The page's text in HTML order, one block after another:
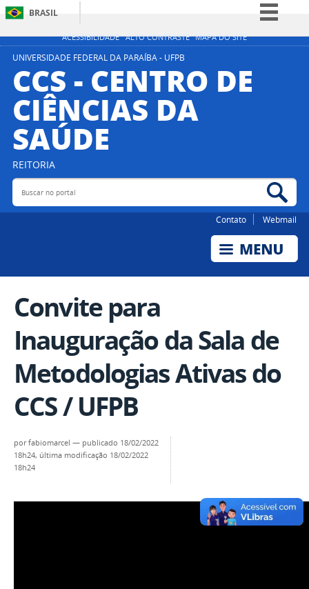
ACESSIBILIDADE ALTO CONTRASTE MAPA DO SITE
BRASIL
Simplifique!
Participe
Acesso à informação
Legislação
UNIVERSIDADE FEDERAL DA PARAÍBA - UFPB
CCS - CENTRO DE
CIÊNCIAS DA
SAÚDE
REITORIA
Buscar no portal
Contato Webmail
Convite para
Inauguração da Sala de
Metodologias Ativas do
CCS / UFPB
porfabiomarcel — publicado 18/02/2022
18h24, última modificação 18/02/2022
18h24